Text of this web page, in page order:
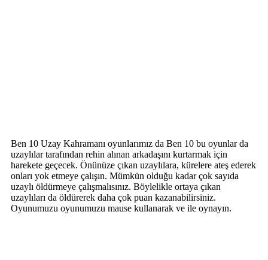
Ben 10 Uzay Kahramanı oyunlarımız da Ben 10 bu oyunlar da
uzaylılar tarafından rehin alınan arkadaşını kurtarmak için
harekete geçecek. Önünüze çıkan uzaylılara, kürelere ateş ederek
onları yok etmeye çalışın. Mümkün olduğu kadar çok sayıda
uzaylı öldürmeye çalışmalısınız. Böylelikle ortaya çıkan
uzaylıları da öldürerek daha çok puan kazanabilirsiniz.
Oyunumuzu oyunumuzu mause kullanarak ve ile oynayın.